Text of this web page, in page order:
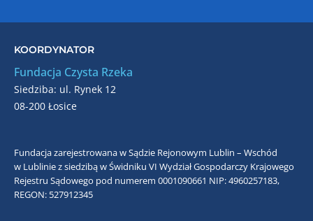
KOORDYNATOR
Fundacja Czysta Rzeka
Siedziba: ul. Rynek 12
08-200 Łosice
Fundacja zarejestrowana w Sądzie Rejonowym Lublin – Wschód
w Lublinie z siedzibą w Świdniku VI Wydział Gospodarczy Krajowego
Rejestru Sądowego pod numerem 0001090661 NIP: 4960257183,
REGON: 527912345